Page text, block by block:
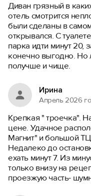
Диван грязный в
отель смотрится
были сделаны в
открывался. С
парка идти минут 20,
конечно выгодно. Но
получше и чище.
Ирина
Апрель 2026
Крепкая " троечка".
цене. Удачное
Магнит" и большой
Недалеко до
ехать минут 7. Из
только внизу на
проезжую часть-